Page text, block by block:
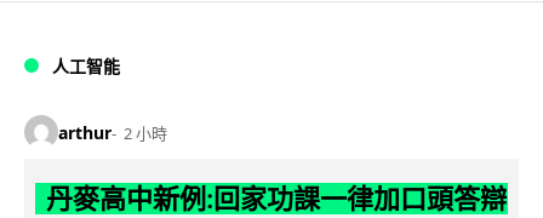
人工智能
arthur 2 小時
丹麥高中新例:回家功課一律加口頭答辯